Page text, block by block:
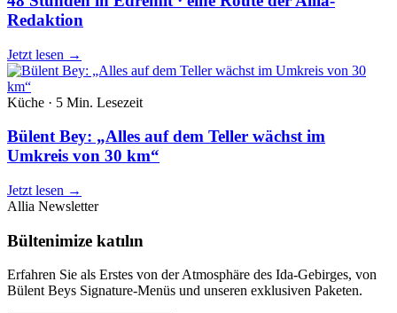
Redaktion
Jetzt lesen →
Küche · 5 Min. Lesezeit
Bülent Bey: „Alles auf dem Teller wächst im
Umkreis von 30 km“
Jetzt lesen →
Allia Newsletter
Bültenimize katılın
Erfahren Sie als Erstes von der Atmosphäre des Ida-Gebirges, von
Bülent Beys Signature-Menüs und unseren exklusiven Paketen.